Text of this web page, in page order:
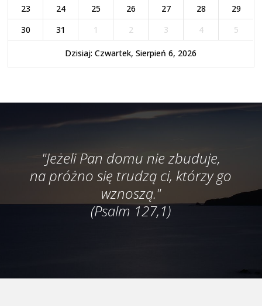
23
24 25 26 27 28
29
30
31 1 2 3 4 5
Dzisiaj: Czwartek, Sierpień 6, 2026
"Jeżeli Pan domu nie zbuduje,
na próżno się trudzą ci, którzy go
wznoszą."
(Psalm 127,1)